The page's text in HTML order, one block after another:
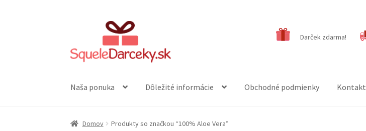
navigáciu
obsah
Darček zdarma!
Naša ponuka Dôležité informácie Obchodné podmienky Kontakt
Domov Produkty so značkou “100% Aloe Vera”